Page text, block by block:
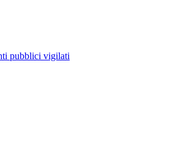
pubblici vigilati